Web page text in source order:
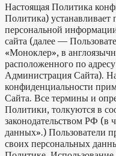
Настоящая Политика
Политика) устанавливает
персональной
сайта (далее —
«Моноклер», в
расположенного по
Администрация Сайта).
конфиденциальности
Сайта. Все термины и
Политики, толкуются в
законодательством РФ (в
данных».) Пользователи
своих персональных